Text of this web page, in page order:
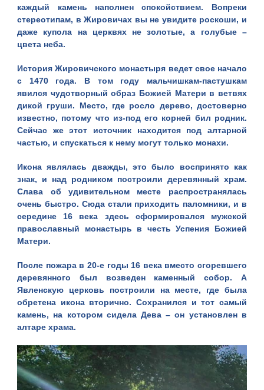
каждый камень наполнен спокойствием. Вопреки
стереотипам, в Жировичах вы не увидите роскоши, и
даже купола на церквях не золотые, а голубые –
цвета неба.
История Жировичского монастыря ведет свое начало
с 1470 года. В том году мальчишкам-пастушкам
явился чудотворный образ Божией Матери в ветвях
дикой груши. Место, где росло дерево, достоверно
известно, потому что из-под его корней бил родник.
Сейчас же этот источник находится под алтарной
частью, и спускаться к нему могут только монахи.
Икона являлась дважды, это было воспринято как
знак, и над родником построили деревянный храм.
Слава об удивительном месте распространялась
очень быстро. Сюда стали приходить паломники, и в
середине 16 века здесь сформировался мужской
православный монастырь в честь Успения Божией
Матери.
После пожара в 20-е годы 16 века вместо сгоревшего
деревянного был возведен каменный собор. А
Явленскую церковь построили на месте, где была
обретена икона вторично. Сохранился и тот самый
камень, на котором сидела Дева – он установлен в
алтаре храма.